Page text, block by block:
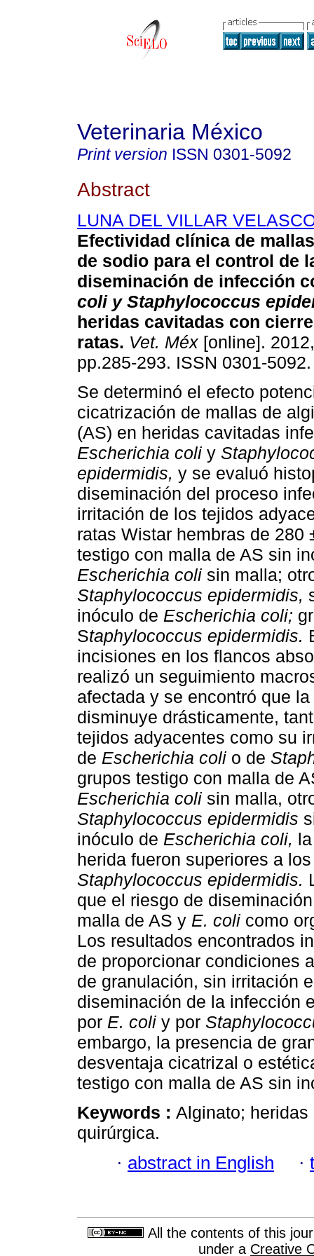
Veterinaria México
Print version ISSN 0301-5092
Abstract
LUNA DEL VILLAR
Efectividad clínica de
de sodio para el control de
diseminación de infección
coli y Staphylococcus
heridas cavitadas con
ratas. Vet. Méx [online].
pp.285-293. ISSN 0301-5092.
Se determinó el efecto
cicatrización de mallas de
(AS) en heridas cavitadas
Escherichia coli y
epidermidis, y se evaluó
diseminación del proceso
irritación de los tejidos
ratas Wistar hembras de 280
testigo con malla de AS sin
Escherichia coli sin malla;
Staphylococcus epidermidis,
inóculo de Escherichia coli;
Staphylococcus epidermidis.
incisiones en los flancos
realizó un seguimiento
afectada y se encontró que
disminuye drásticamente,
tejidos adyacentes como su
de Escherichia coli o de
grupos testigo con malla de
Escherichia coli sin malla,
Staphylococcus epidermidis
inóculo de Escherichia coli,
herida fueron superiores a
Staphylococcus epidermidis.
que el riesgo de
malla de AS y E. coli como
Los resultados encontrados
de proporcionar condiciones
de granulación, sin irritación
diseminación de la infección
por E. coli y por
embargo, la presencia de
desventaja cicatrizal o
testigo con malla de AS sin
Keywords : Alginato;
quirúrgica.
· abstract in English ·
All the contents of this
under a Creative